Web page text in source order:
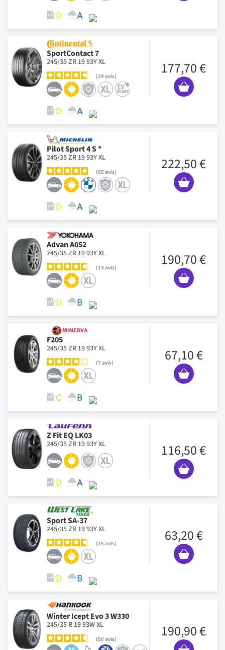
SportContact 7
245/35 ZR 19 93Y XL
29 avis 177,70 €
Pilot Sport 4 S *
245/35 ZR 19 93Y XL
85 avis 222,50 €
Advan A052
245/35 ZR 19 93Y XL
13 avis 190,70 €
F205
245/35 ZR 19 93Y XL
7 avis 67,10 €
Z Fit EQ LK03
245/35 ZR 19 93Y XL 116,50 €
Sport SA-37
245/35 ZR 19 93Y XL
15 avis 63,20 €
Winter Icept Evo 3 W330
245/35 R 19 93W XL
50avis 190,90 €